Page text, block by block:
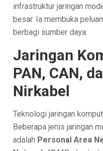
infrastruktur jaringan
besar. Ia membuka
berbagi sumber daya.
Jaringan
PAN, CAN,
Nirkabel
Teknologi jaringan
Beberapa jenis jaringan
adalah Personal Area